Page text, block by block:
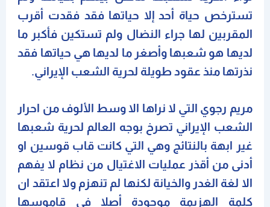
تسترخص حياة أحد إلا حياتها فقد فقدت أقرب
المقربين لها جراء النضال ولم تستكين فأكبر ما
لديها هو شعبها وأصغر ما لديها هي حياتها فقد
نذرتها منذ عقود طويلة لحرية الشعب الإيراني.
مريم رجوي التي لا نراها الا وسط الألوف من احرار
الشعب الإيراني تصرخ بوجه العالم لحرية شعبها
غير ابهة بالنتائج وهي التي كانت قاب قوسين او
أدنى من أقذر عمليات الاغتيال من نظام لا يفهم
الا لغة الغدر والخيانة لكنها لم تنهزم ولا اعتقد ان
كلمة الهزيمة موجودة أصلا في قاموسها